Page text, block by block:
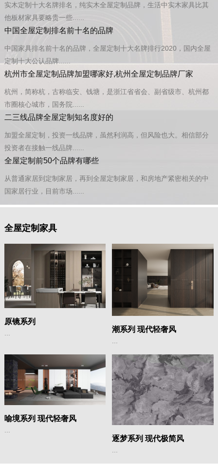
实木定制十大名牌排名，纯实木全屋定制品牌，生活中实木家具比其
他板材家具要略贵一些......
中国全屋定制排名前十名的品牌
中国家具排名前十名的品牌，全屋定制十大名牌排行2020，国内全屋
定制十大公认品牌......
杭州市全屋定制品牌加盟哪家好,杭州全屋定制品牌厂家
杭州，简称杭，古称临安、钱塘，是浙江省省会、副省级市、杭州都
市圈核心城市，国务院......
二三线品牌全屋定制知名度好的
加盟全屋定制，投资一线品牌，虽然利润高，但风险也大。相信部分
投资者在接触一线品牌......
全屋定制前50个品牌有哪些
从普通家居到定制家居，再到全屋定制家居，和房地产紧密相关的中
国家居行业，目前市场......
全屋定制家具
原镜系列
... 潮系列 现代轻奢风
...
喻境系列 现代轻奢风
...
逐梦系列 现代极简风